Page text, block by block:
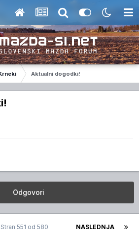
Aktualni dogodki!
Odgovori
NASLEDNJA
Stran 551 od 580